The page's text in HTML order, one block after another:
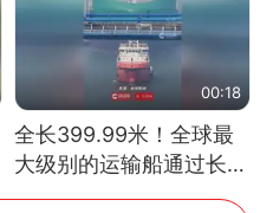
00:18
全长399.99米！全球最
大级别的运输船通过长江
大桥这一幕，太震撼了！